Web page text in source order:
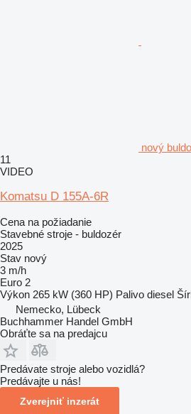
nový
11
VIDEO
Komatsu D 155A-6R
Cena na požiadanie
Stavebné stroje - buldozér
2025
Stav nový
3 m/h
Euro 2
Výkon 265 kW (360 HP) Palivo diesel
Nemecko, Lübeck
Buchhammer Handel GmbH
Obráťte sa na predajcu
Predávate stroje alebo vozidlá?
Predávajte u nás!
Zverejniť inzerát